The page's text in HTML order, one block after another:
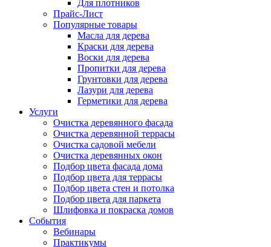
Для плотников
Прайс-Лист
Популярные товары
Масла для дерева
Краски для дерева
Воски для дерева
Пропитки для дерева
Грунтовки для дерева
Лазури для дерева
Герметики для дерева
Услуги
Очистка деревянного фасада
Очистка деревянной террасы
Очистка садовой мебели
Очистка деревянных окон
Подбор цвета фасада дома
Подбор цвета для террасы
Подбор цвета стен и потолка
Подбор цвета для паркета
Шлифовка и покраска домов
События
Вебинары
Практикумы